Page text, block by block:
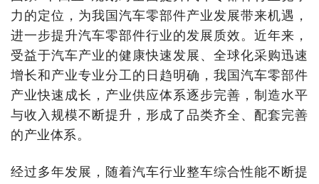
力的定位，为我国汽车零部件产业发展带来机遇，
进一步提升汽车零部件行业的发展质效。近年来，
受益于汽车产业的健康快速发展、全球化采购迅速
增长和产业专业分工的日趋明确，我国汽车零部件
产业快速成长，产业供应体系逐步完善，制造水平
与收入规模不断提升，形成了品类齐全、配套完善
的产业体系。
经过多年发展，随着汽车行业整车综合性能不断提